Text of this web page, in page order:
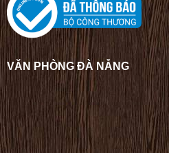
VĂN PHÒNG ĐÀ NẴNG